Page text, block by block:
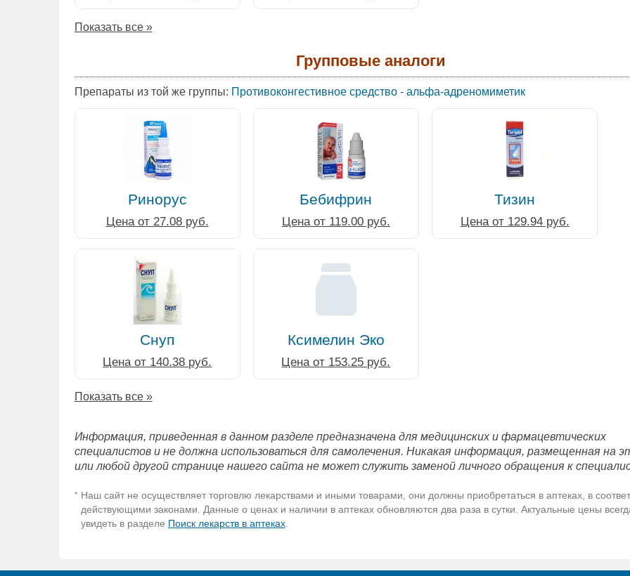
Показать все »
Групповые аналоги
Препараты из той же группы: Противоконгестивное средство - альфа-адреномиметик
Ринорус
Цена от 27.08 руб.
Бебифрин
Цена от 119.00 руб.
Тизин
Цена от 129.94 руб.
Снуп
Цена от 140.38 руб.
Ксимелин Эко
Цена от 153.25 руб.
Показать все »
Информация, приведенная в данном разделе предназначена для медицинских и фармацевтических
специалистов и не должна использоваться для самолечения. Никакая информация, размещенная на
или любой другой странице нашего сайта не может служить заменой личного обращения к
* Наш сайт не осуществляет торговлю лекарствами и иными товарами, они должны приобретаться в аптеках, в
действующими законами. Данные о ценах и наличии в аптеках обновляются два раза в сутки. Актуальные цены
увидеть в разделе Поиск лекарств в аптеках.